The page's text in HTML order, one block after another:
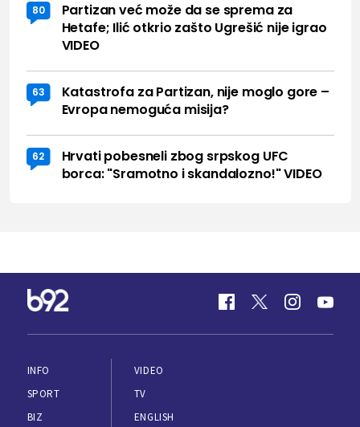
80
Partizan već može da se sprema za
Hetafe; Ilić otkrio zašto Ugrešić nije igrao
VIDEO
63
Katastrofa za Partizan, nije moglo gore –
Evropa nemoguća misija?
62
Hrvati pobesneli zbog srpskog UFC
borca: "Sramotno i skandalozno!" VIDEO
INFO
SPORT
BIZ
VIDEO
TV
ENGLISH